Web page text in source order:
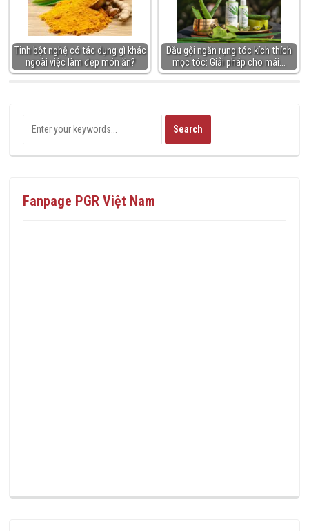
Tinh bột nghệ có tác dụng gì khác
ngoài việc làm đẹp món ăn?
Dầu gội ngăn rụng tóc kích thích
mọc tóc: Giải pháp cho mái…
Fanpage PGR Việt Nam